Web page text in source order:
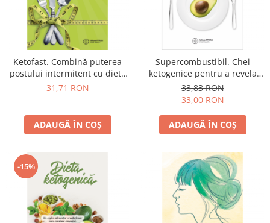
Viaţa de după moarte
Cristale
Supă de pui pentru suflet
Yoga
Oracol
Fără categorie
Cunoaștere
Ketofast. Combină puterea
postului intermitent cu dieta
ketogenică
31,71 RON
ADAUGĂ ÎN COȘ
Supercombustibil. Chei
ketogenice pentru a revela
secretele grăsimilor bune…
33,83 RON
33,00 RON
ADAUGĂ ÎN COȘ
-15%